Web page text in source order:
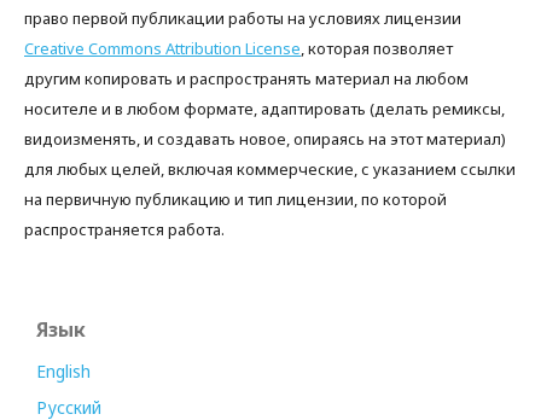
право первой публикации работы на условиях лицензии
Creative Commons Attribution License, которая позволяет
другим копировать и распространять материал на любом
носителе и в любом формате, адаптировать (делать ремиксы,
видоизменять, и создавать новое, опираясь на этот материал)
для любых целей, включая коммерческие, с указанием ссылки
на первичную публикацию и тип лицензии, по которой
распространяется работа.
Язык
English
Русский